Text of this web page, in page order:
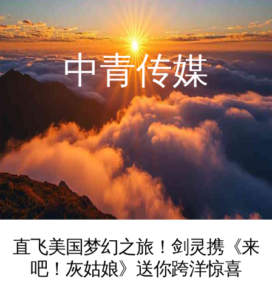
中青传媒
直飞美国梦幻之旅！剑灵携《来
吧！灰姑娘》送你跨洋惊喜